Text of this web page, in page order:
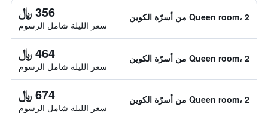
Queen room، 2 من أسرّة الكوين 356 ﷼
سعر الليلة شامل الرسوم
Queen room، 2 من أسرّة الكوين 464 ﷼
سعر الليلة شامل الرسوم
Queen room، 2 من أسرّة الكوين 674 ﷼
سعر الليلة شامل الرسوم